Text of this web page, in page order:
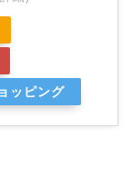
ッピング